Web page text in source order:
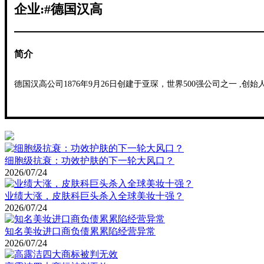
企业:#德国汉高
简介
德国汉高公司1876年9月26日创建于亚琛，世界500强公司之一 ,创始
细胞级抗衰：功效护肤的下一轮大风口？
2026/07/24
业绩大涨，皮肤科巨头杀入全球美妆十强？
2026/07/24
知名美妆进口商负债累累陷经营异常
2026/07/24